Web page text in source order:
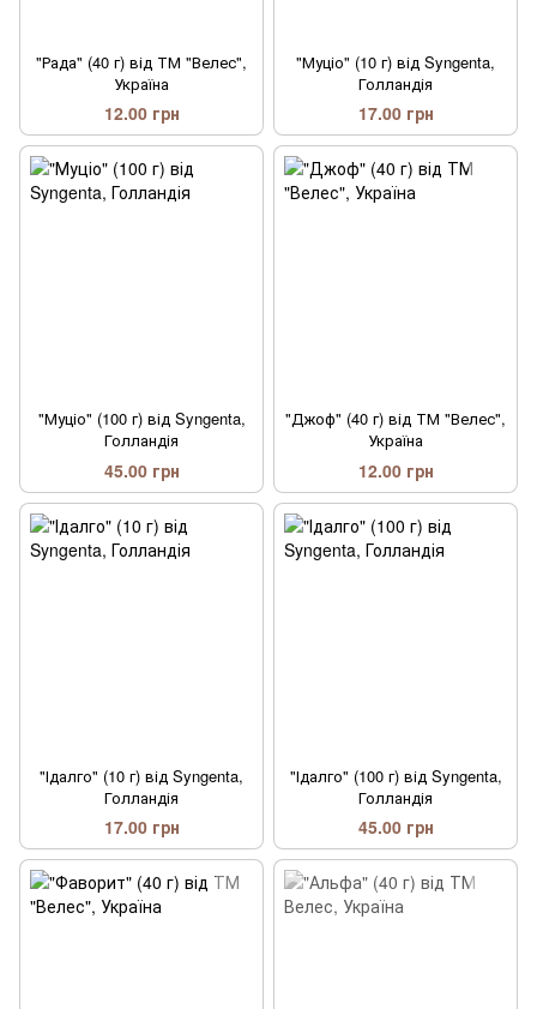
"Рада" (40 г) від ТМ "Велес",
Україна
12.00 грн
"Муціо" (10 г) від Syngenta,
Голландія
17.00 грн
"Муціо" (100 г) від Syngenta,
Голландія
45.00 грн
"Джоф" (40 г) від ТМ "Велес",
Україна
12.00 грн
"Ідалго" (10 г) від Syngenta,
Голландія
17.00 грн
"Ідалго" (100 г) від Syngenta,
Голландія
45.00 грн